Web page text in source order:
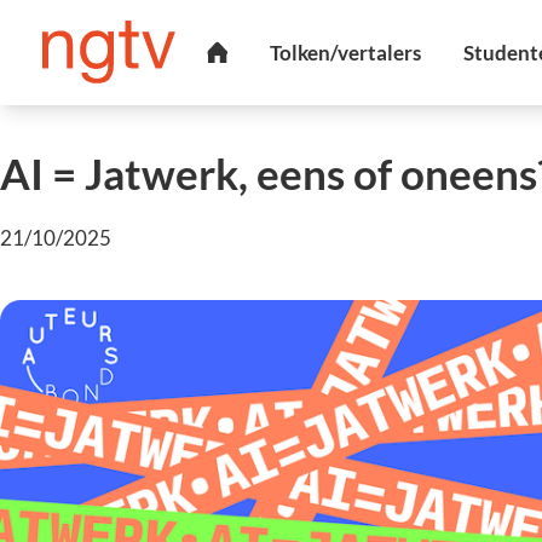
AI = Jatwerk, eens of
21/10/2025